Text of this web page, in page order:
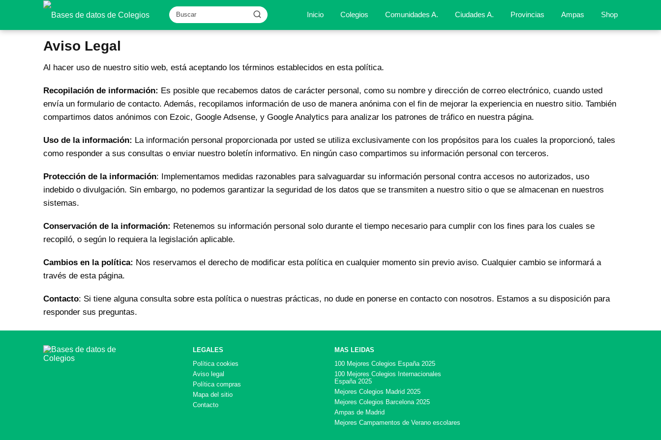
Inicio Colegios Comunidades A. Ciudades A. Provincias Ampas Shop
Aviso Legal
Al hacer uso de nuestro sitio web, está aceptando los términos establecidos en esta política.
Recopilación de información: Es posible que recabemos datos de carácter personal, como su nombre y dirección de correo electrónico, cuando usted
envía un formulario de contacto. Además, recopilamos información de uso de manera anónima con el fin de mejorar la experiencia en nuestro sitio. También
compartimos datos anónimos con Ezoic, Google Adsense, y Google Analytics para analizar los patrones de tráfico en nuestra página.
Uso de la información: La información personal proporcionada por usted se utiliza exclusivamente con los propósitos para los cuales la proporcionó, tales
como responder a sus consultas o enviar nuestro boletín informativo. En ningún caso compartimos su información personal con terceros.
Protección de la información: Implementamos medidas razonables para salvaguardar su información personal contra accesos no autorizados, uso
indebido o divulgación. Sin embargo, no podemos garantizar la seguridad de los datos que se transmiten a nuestro sitio o que se almacenan en nuestros
sistemas.
Conservación de la información: Retenemos su información personal solo durante el tiempo necesario para cumplir con los fines para los cuales se
recopiló, o según lo requiera la legislación aplicable.
Cambios en la política: Nos reservamos el derecho de modificar esta política en cualquier momento sin previo aviso. Cualquier cambio se informará a
través de esta página.
Contacto: Si tiene alguna consulta sobre esta política o nuestras prácticas, no dude en ponerse en contacto con nosotros. Estamos a su disposición para
responder sus preguntas.
LEGALES
Política cookies
Aviso legal
Política compras
Mapa del sitio
Contacto
MAS LEIDAS
100 Mejores Colegios España 2025
100 Mejores Colegios Internacionales
España 2025
Mejores Colegios Madrid 2025
Mejores Colegios Barcelona 2025
Ampas de Madrid
Mejores Campamentos de Verano escolares